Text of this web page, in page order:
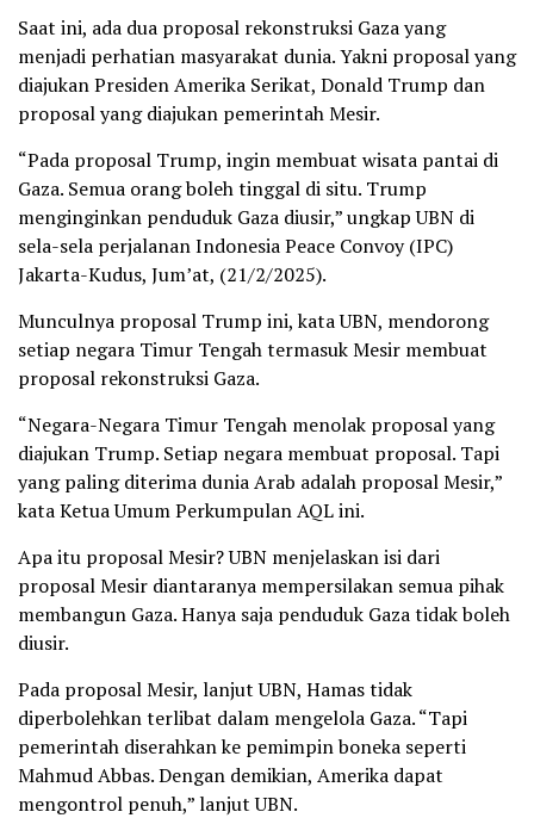
Saat ini, ada dua proposal rekonstruksi Gaza yang
menjadi perhatian masyarakat dunia. Yakni proposal yang
diajukan Presiden Amerika Serikat, Donald Trump dan
proposal yang diajukan pemerintah Mesir.
“Pada proposal Trump, ingin membuat wisata pantai di
Gaza. Semua orang boleh tinggal di situ. Trump
menginginkan penduduk Gaza diusir,” ungkap UBN di
sela-sela perjalanan Indonesia Peace Convoy (IPC)
Jakarta-Kudus, Jum’at, (21/2/2025).
Munculnya proposal Trump ini, kata UBN, mendorong
setiap negara Timur Tengah termasuk Mesir membuat
proposal rekonstruksi Gaza.
“Negara-Negara Timur Tengah menolak proposal yang
diajukan Trump. Setiap negara membuat proposal. Tapi
yang paling diterima dunia Arab adalah proposal Mesir,”
kata Ketua Umum Perkumpulan AQL ini.
Apa itu proposal Mesir? UBN menjelaskan isi dari
proposal Mesir diantaranya mempersilakan semua pihak
membangun Gaza. Hanya saja penduduk Gaza tidak boleh
diusir.
Pada proposal Mesir, lanjut UBN, Hamas tidak
diperbolehkan terlibat dalam mengelola Gaza. “Tapi
pemerintah diserahkan ke pemimpin boneka seperti
Mahmud Abbas. Dengan demikian, Amerika dapat
mengontrol penuh,” lanjut UBN.